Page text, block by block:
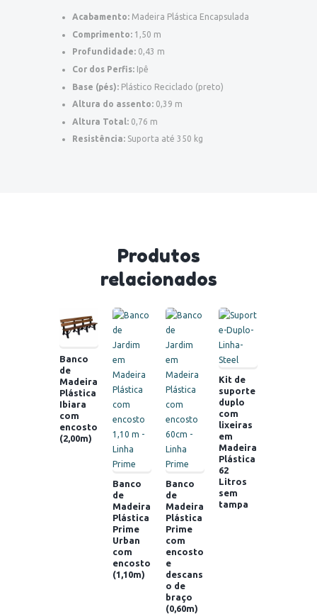
Acabamento: Madeira Plástica Encapsulada
Comprimento: 1,50 m
Profundidade: 0,43 m
Cor dos Perfis: Ipê
Base (pés): Plástico Reciclado (preto)
Altura do assento: 0,39 m
Altura Total: 0,76 m
Resistência: Suporta até 350 kg
Produtos
relacionados
Banco
de
Madeira
Plástica
Ibiara
com
encosto
(2,00m)
Banco
de
Madeira
Plástica
Prime
Urban
com
encosto
(1,10m)
Banco
de
Madeira
Plástica
Prime
com
encosto
e
descans
o de
braço
(0,60m)
Kit de
suporte
duplo
com
lixeiras
em
Madeira
Plástica
62
Litros
sem
tampa